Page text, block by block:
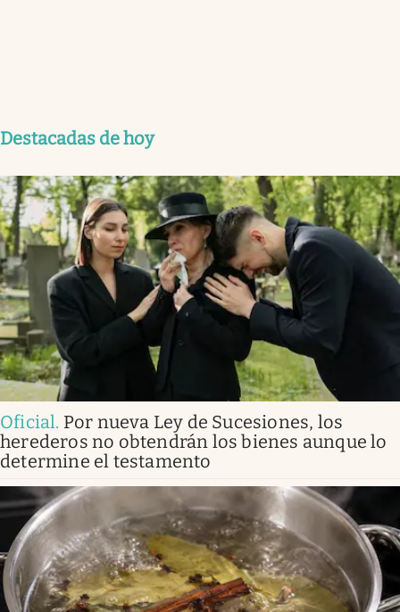
Destacadas de hoy
Oficial. Por nueva Ley de Sucesiones, los
herederos no obtendrán los bienes aunque lo
determine el testamento